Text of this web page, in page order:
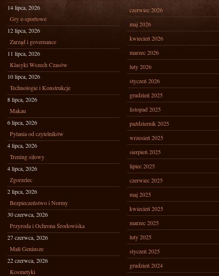
14 lipca, 2026
Gry e-sportowe
12 lipca, 2026
Zarząd i governance
11 lipca, 2026
Klasyki Wszech Czasów
10 lipca, 2026
Technologie i Konstrukcje
8 lipca, 2026
Makau
6 lipca, 2026
Pytania od czytelników
4 lipca, 2026
Trening siłowy
4 lipca, 2026
Zgorzelec
2 lipca, 2026
Bezpieczeństwo i Normy
30 czerwca, 2026
Przyroda i Ochrona Środowiska
27 czerwca, 2026
Mali Geniusze
22 czerwca, 2026
Kosmetyki
czerwiec 2026
maj 2026
kwiecień 2026
marzec 2026
luty 2026
styczeń 2026
grudzień 2025
listopad 2025
październik 2025
wrzesień 2025
sierpień 2025
lipiec 2025
czerwiec 2025
maj 2025
kwiecień 2025
marzec 2025
luty 2025
styczeń 2025
grudzień 2024